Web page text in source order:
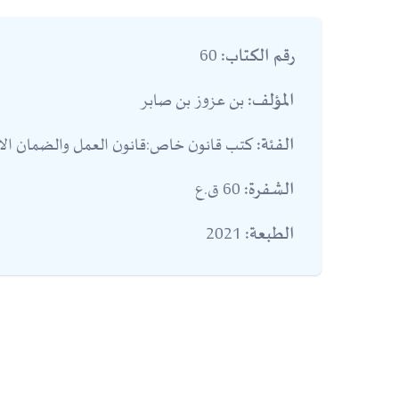
رقم الكتاب:
المؤلف:بن عزوز بن صابر
الفئة:كتب قانون خاص:قانون العمل والضمان
الشفرة:
الطبعة: